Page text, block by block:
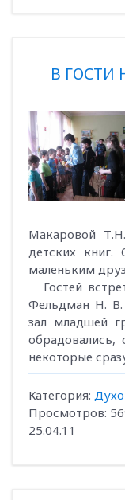
В ГОСТИ
Макаровой
детских
маленьким
Гостей
Фельдман Н. В.
зал младшей
обрадовались,
некоторые
Категория:
Просмотров:
25.04.11